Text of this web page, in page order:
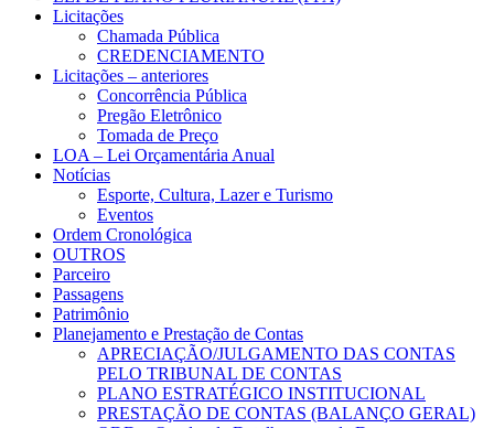
Licitações
Chamada Pública
CREDENCIAMENTO
Licitações – anteriores
Concorrência Pública
Pregão Eletrônico
Tomada de Preço
LOA – Lei Orçamentária Anual
Notícias
Esporte, Cultura, Lazer e Turismo
Eventos
Ordem Cronológica
OUTROS
Parceiro
Passagens
Patrimônio
Planejamento e Prestação de Contas
APRECIAÇÃO/JULGAMENTO DAS CONTAS
PELO TRIBUNAL DE CONTAS
PLANO ESTRATÉGICO INSTITUCIONAL
PRESTAÇÃO DE CONTAS (BALANÇO GERAL)